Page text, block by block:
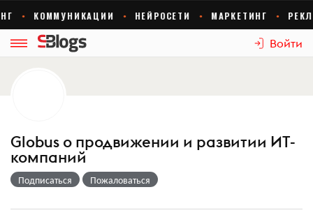
Войти
Globus о продвижении и развитии ИТ-
компаний
Подписаться Пожаловаться